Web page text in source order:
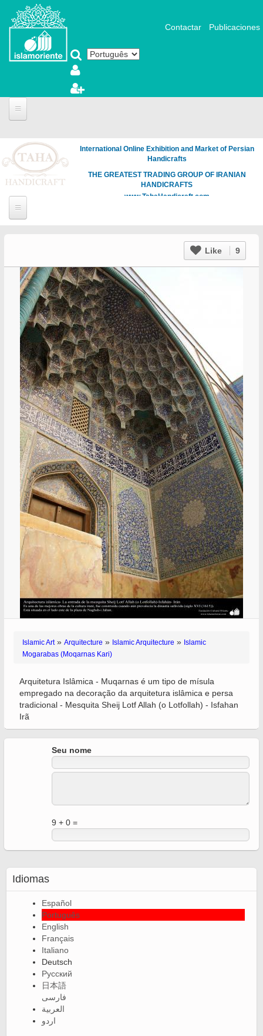
Pular para o conteúdo principal
Contactar Publicaciones
International Online Exhibition and Market of Persian
Handicrafts
THE GREATEST TRADING GROUP OF IRANIAN
HANDICRAFTS
www.TahaHandicraft.com
Like 9
Islamic Art» Arquitecture » Islamic Arquitecture » Islamic
Mogarabas (Moqarnas Kari)
Arquitetura Islâmica - Muqarnas é um tipo de mísula
empregado na decoração da arquitetura islâmica e persa
tradicional - Mesquita Sheij Lotf Allah (o Lotfollah) - Isfahan
Irã
Seu nome
9 + 0 =
Idiomas
Español
Português
English
Français
Italiano
Deutsch
Русский
日本語
فارسی
العربية
اردو